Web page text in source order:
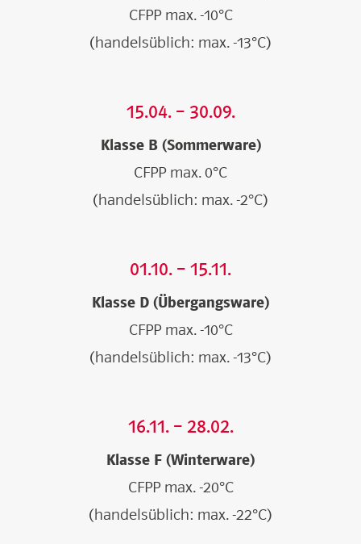
CFPP max. -10°C
(handelsüblich: max. -13°C)
15.04. – 30.09.
Klasse B (Sommerware)
CFPP max. 0°C
(handelsüblich: max. -2°C)
01.10. – 15.11.
Klasse D (Übergangsware)
CFPP max. -10°C
(handelsüblich: max. -13°C)
16.11. – 28.02.
Klasse F (Winterware)
CFPP max. -20°C
(handelsüblich: max. -22°C)